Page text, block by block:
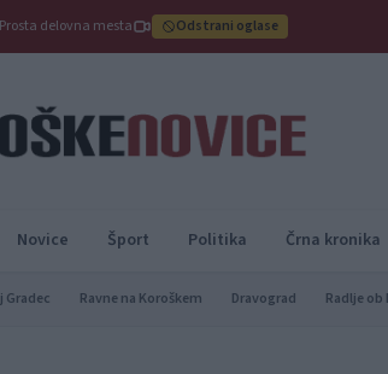
Prosta delovna mesta Odstrani oglase
Novice Šport Politika Črna kronika
Gradec Ravne na Koroškem Dravograd Radlje ob